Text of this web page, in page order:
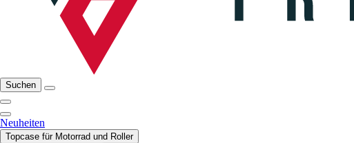
Suchen
Neuheiten
Topcase für Motorrad und Roller